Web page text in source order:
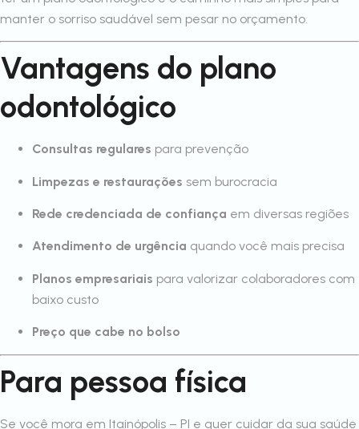
manter o sorriso saudável sem pesar no orçamento.
Vantagens do plano
odontológico
Consultas regulares para prevenção
Limpezas e restaurações sem burocracia
Rede credenciada de confiança em diversas regiões
Atendimento de urgência quando você mais precisa
Planos empresariais para valorizar colaboradores com
baixo custo
Preço que cabe no bolso
Para pessoa física
Se você mora em Itainópolis – PI e quer cuidar da sua saúde